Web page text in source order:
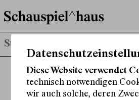
Diese Website verwendet
technisch notwendigen
wir auch solche, deren